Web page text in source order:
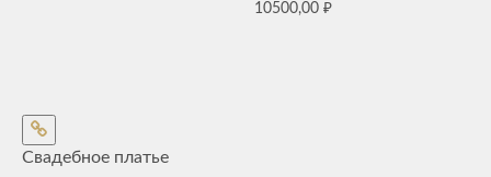
10500,00₽
Свадебное платье